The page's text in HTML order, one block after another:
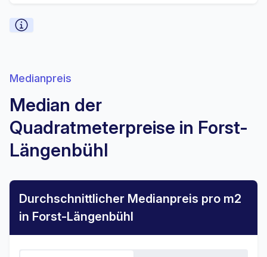
Medianpreis
Median der
Quadratmeterpreise in Forst-
Längenbühl
Durchschnittlicher Medianpreis pro m2
in Forst-Längenbühl